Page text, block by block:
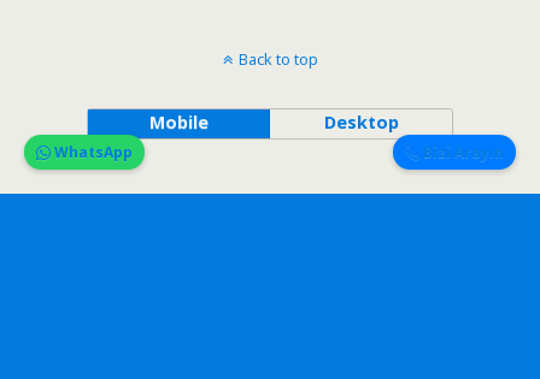
Back to top
Mobile Desktop
Bizi Arayın
WhatsApp